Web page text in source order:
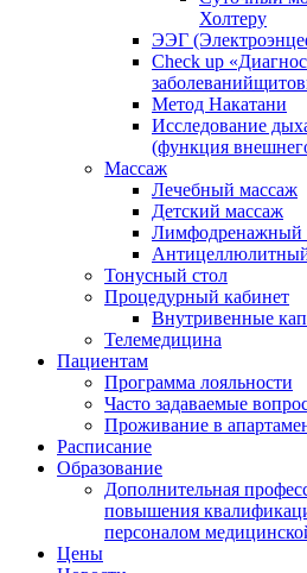
Холтеру
ЭЭГ
Check up
Метод Накатани
Исследование
(функция
Массаж
Лечебный массаж
Детский массаж
Лимфодренажный
Тонусный стол
Процедурный кабинет
Внутривенные
Телемедицина
Пациентам
Программа лояльности
Часто задаваемые
Проживание в
Расписание
Образование
Дополнительная
повышения
персоналом
Цены